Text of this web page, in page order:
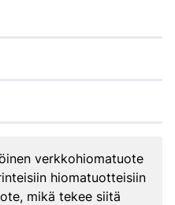
verkkohiomatuote
hiomatuotteisiin
mikä tekee siitä